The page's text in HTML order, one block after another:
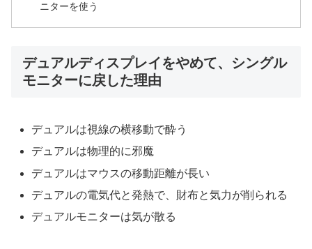
ニターを使う
デュアルディスプレイをやめて、シングル
モニターに戻した理由
デュアルは視線の横移動で酔う
デュアルは物理的に邪魔
デュアルはマウスの移動距離が長い
デュアルの電気代と発熱で、財布と気力が削られる
デュアルモニターは気が散る